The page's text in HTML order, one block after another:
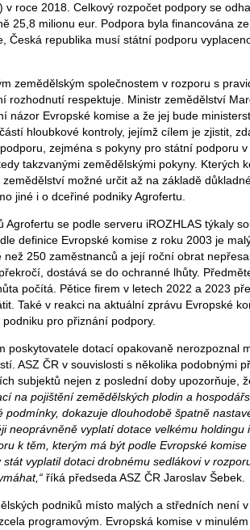
v roce 2018. Celkový rozpočet podpory se
25,8 milionu eur. Podpora byla financována
Česká republika musí státní podporu
zemědělským společnostem v rozporu s
rozhodnutí respektuje. Ministr zemědělství
názor Evropské komise a že jej bude
hloubkové kontroly, jejímž cílem je zjistit,
zejména s pokyny pro státní podporu
takzvanými zemědělskými pokyny. Kterých
možné určit až na základě
jiné i o dceřiné podniky Agrofertu.
Agrofertu se podle serveru iROZHLAS týkaly
definice Evropské komise z roku 2003 je
než 250 zaměstnanců a její roční obrat
dostává se do ochranné lhůty.
počítá. Pětice firem v letech 2022 a 2023
Také v reakci na aktuální zprávu Evropské
pro přiznání podpory.
poskytovatele dotací opakovaně nerozpoznal
ASZ ČR v souvislosti s několika podobnými
subjektů nejen z poslední doby upozorňuje,
na pojištění zemědělských plodin a
podmínky, dokazuje dlouhodobě špatně
neoprávněně vyplatí dotace velkému holdingu
k těm, kterým má být podle Evropské
vyplatil dotaci drobnému sedlákovi v
říká předseda ASZ ČR Jaroslav Šebek.
podniků místo malých a středních není
programovým. Evropská komise v